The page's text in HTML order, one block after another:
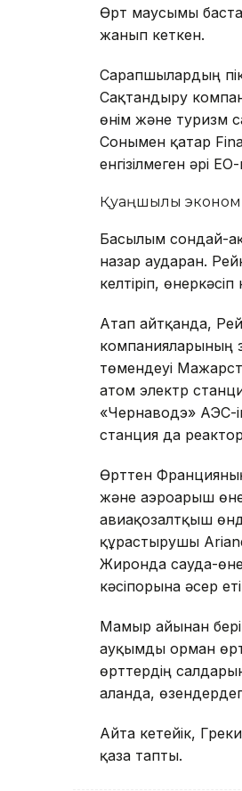
Өрт маусымы
жанып кеткен.
Сарапшылардың
Сақтандыру
өнім және туризм
Сонымен қатар
енгізілмеген әрі
Қуаңшылық
Басылым сондай-
назар аударған.
келтіріп,
Атап айтқанда,
компанияларының
төмендеуі
атом электр
«Чернаводэ» АЭС-
станция да
Өрттен
және аэроғарыш
авиақозғалтқыш
құрастырушы
Жиронда сауда-
кәсіпорынға әсер
Мамыр айынан бері
ауқымды орман
өрттердің
алғанда,
Айта кетейік,
қаза тапты.